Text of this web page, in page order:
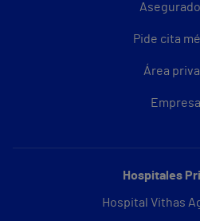
Pide cita
Área
Hospitales
Hospital Vithas